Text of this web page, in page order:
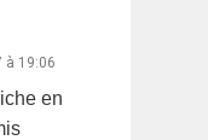
à 19:06
en